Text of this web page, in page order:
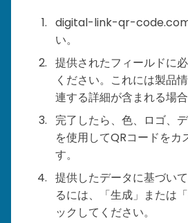
digital-link-qr-code.com
い。
提供されたフィールドに
ください。これには製品
連する詳細が含まれる場合
完了したら、色、ロゴ、
を使用してQRコードをカ
す。
提供したデータに基づい
るには、「生成」または
ックしてください。